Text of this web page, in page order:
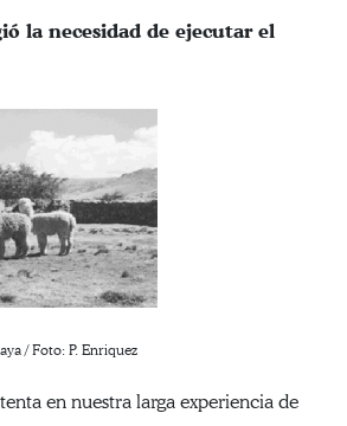
la necesidad de ejecutar el
/ Foto: P. Enriquez
en nuestra larga experiencia de